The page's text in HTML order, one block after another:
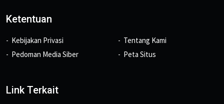
Ketentuan
Kebijakan Privasi
Pedoman Media Siber
Tentang Kami
Peta Situs
Link Terkait